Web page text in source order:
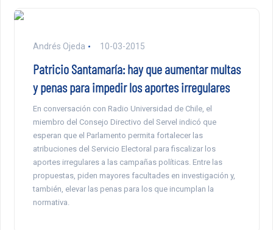
Andrés Ojeda 10-03-2015
Patricio Santamaría: hay que aumentar multas
y penas para impedir los aportes irregulares
En conversación con Radio Universidad de Chile, el
miembro del Consejo Directivo del Servel indicó que
esperan que el Parlamento permita fortalecer las
atribuciones del Servicio Electoral para fiscalizar los
aportes irregulares a las campañas políticas. Entre las
propuestas, piden mayores facultades en investigación y,
también, elevar las penas para los que incumplan la
normativa.